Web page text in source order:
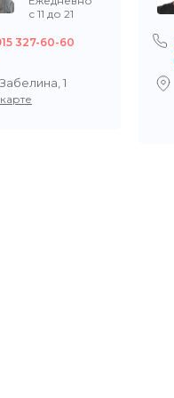
с 11 до 21
327-60-60
1